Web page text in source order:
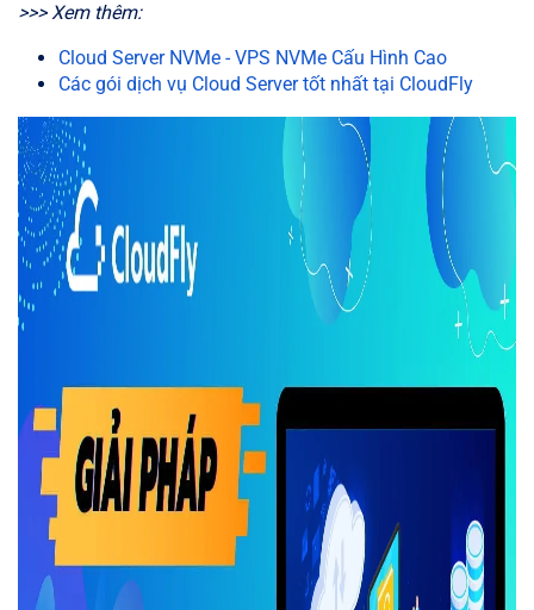
>>> Xem thêm:
Cloud Server NVMe - VPS NVMe Cấu Hình Cao
Các gói dịch vụ Cloud Server tốt nhất tại CloudFly